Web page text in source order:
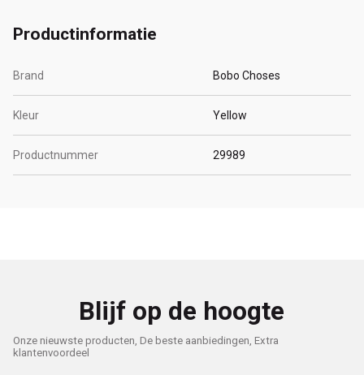
Productinformatie
Brand Bobo Choses
Kleur Yellow
Productnummer 29989
Blijf op de hoogte
Onze nieuwste producten, De beste aanbiedingen, Extra
klantenvoordeel